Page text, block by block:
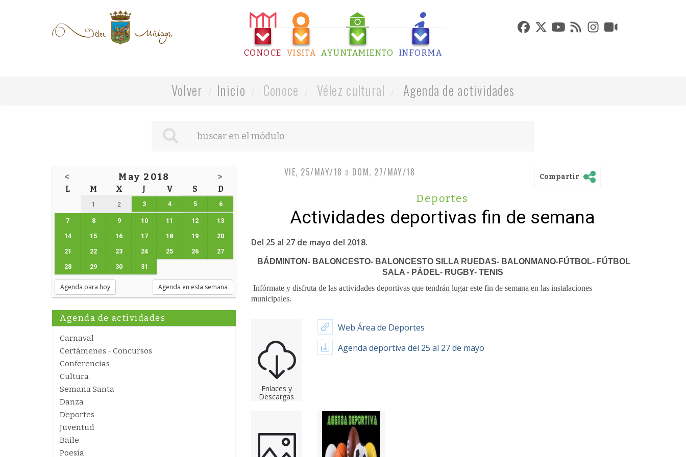
CONOCE VISITA AYUNTAMIENTO INFORMA
Volver Inicio Conoce Vélez cultural Agenda de actividades
< May 2018 >
L M X J V S D
1 2 3 4 5 6
7 8 9 10 11 12 13
14 15 16 17 18 19 20
21 22 23 24 25 26 27
28 29 30 31
Agenda para hoy Agenda en esta semana
Agenda de actividades
Carnaval
Certámenes - Concursos
Conferencias
Cultura
Semana Santa
Danza
Deportes
Juventud
Baile
Poesía
VIE, 25/MAY/18 a DOM, 27/MAY/18 Compartir
Deportes
Actividades deportivas fin de semana
Del 25 al 27 de mayo del 2018.
BÁDMINTON- BALONCESTO- BALONCESTO SILLA RUEDAS- BALONMANO-FÚTBOL- FÚTBOL
SALA - PÁDEL- RUGBY- TENIS
Infórmate y disfruta de las actividades deportivas que tendrán lugar este fin de semana en las instalaciones
municipales.
Enlaces y
Descargas
Web Área de Deportes
Agenda deportiva del 25 al 27 de mayo